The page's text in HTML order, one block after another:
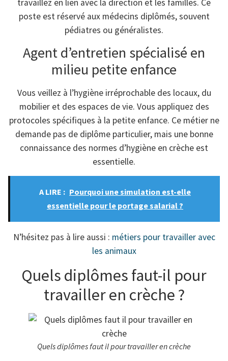
travaillez en lien avec la direction et les familles. Ce
poste est réservé aux médecins diplômés, souvent
pédiatres ou généralistes.
Agent d’entretien spécialisé en
milieu petite enfance
Vous veillez à l’hygiène irréprochable des locaux, du
mobilier et des espaces de vie. Vous appliquez des
protocoles spécifiques à la petite enfance. Ce métier ne
demande pas de diplôme particulier, mais une bonne
connaissance des normes d’hygiène en crèche est
essentielle.
A LIRE : Pourquoi une simulation est-elle
essentielle pour le portage salarial ?
N’hésitez pas à lire aussi : métiers pour travailler avec
les animaux
Quels diplômes faut-il pour
travailler en crèche ?
Quels diplômes faut il pour travailler en crèche